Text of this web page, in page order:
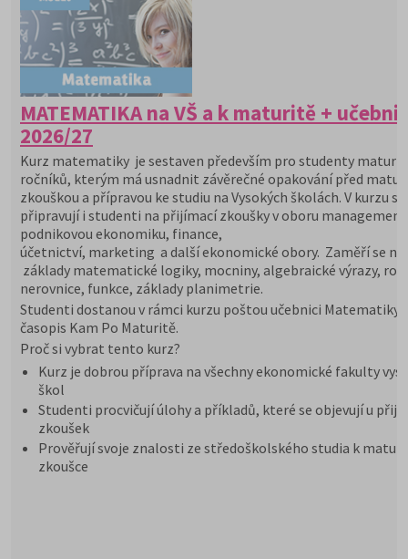
MATEMATIKA na VŠ a k maturitě +
2026/27
Kurz matematiky je sestaven především pro studenty
ročníků, kterým má usnadnit závěrečné opakování před
zkouškou a přípravou ke studiu na Vysokých školách. V kurzu se
připravují i studenti na přijímací zkoušky v oboru
podnikovou ekonomiku, finance,
účetnictví, marketing a další ekonomické obory. Zaměří se na
základy matematické logiky, mocniny, algebraické výrazy,
nerovnice, funkce, základy planimetrie.
Studenti dostanou v rámci kurzu poštou učebnici Matematiky
časopis Kam Po Maturitě.
Proč si vybrat tento kurz?
Kurz je dobrou příprava na všechny ekonomické fakulty
škol
Studenti procvičují úlohy a příkladů, které se objevují u
zkoušek
Prověřují svoje znalosti ze středoškolského studia k
zkoušce